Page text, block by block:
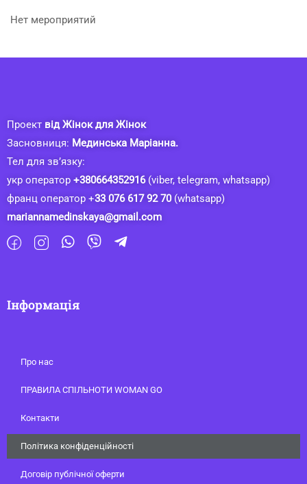
Нет мероприятий
Проект від Жінок для Жінок
Засновниця: Мединська Маріанна.
Тел для зв’язку:
укр оператор +380664352916(viber, telegram, whatsapp)
франц оператор +33 076 617 92 70(whatsapp)
mariannamedinskaya@gmail.com
Інформація
Про нас
ПРАВИЛА СПІЛЬНОТИ WOMAN GO
Контакти
Політика конфіденційності
Договір публічної оферти